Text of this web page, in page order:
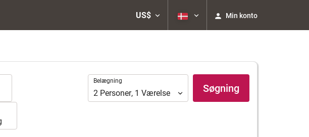
US$ Min konto
Belægning
Belægning
2 Personer, 1 Værelse Søgning